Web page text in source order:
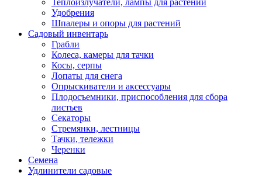
Теплоизлучатели, лампы для растений
Удобрения
Шпалеры и опоры для растений
Садовый инвентарь
Грабли
Колеса, камеры для тачки
Косы, серпы
Лопаты для снега
Опрыскиватели и аксессуары
Плодосъемники, приспособления для сбора
листьев
Секаторы
Стремянки, лестницы
Тачки, тележки
Черенки
Семена
Удлинители садовые